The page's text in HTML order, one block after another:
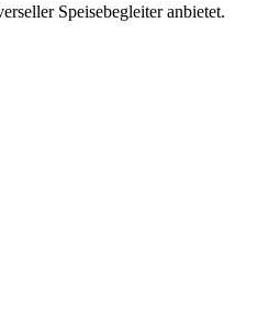
Speisebegleiter anbietet.